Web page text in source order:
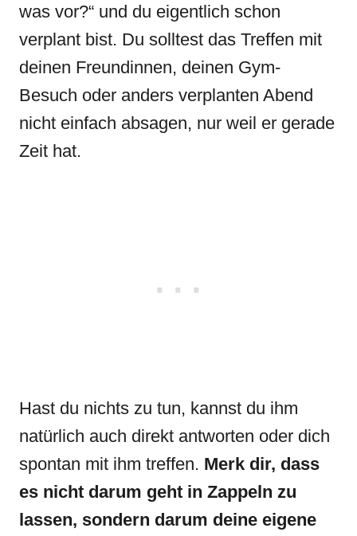
was vor?“ und du eigentlich schon
verplant bist. Du solltest das Treffen mit
deinen Freundinnen, deinen Gym-
Besuch oder anders verplanten Abend
nicht einfach absagen, nur weil er gerade
Zeit hat.
Hast du nichts zu tun, kannst du ihm
natürlich auch direkt antworten oder dich
spontan mit ihm treffen. Merk dir, dass
es nicht darum geht in Zappeln zu
lassen, sondern darum deine eigene